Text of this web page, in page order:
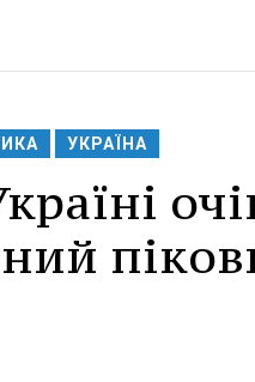
УКРАЇНА